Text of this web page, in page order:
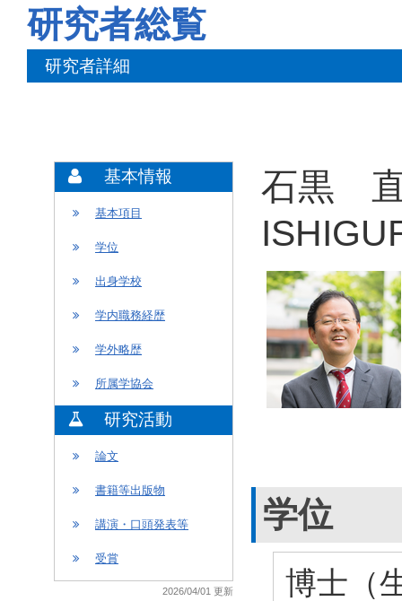
研究者総覧
研究者詳細
基本情報
基本項目
学位
出身学校
学内職務経歴
学外略歴
所属学協会
研究活動
論文
書籍等出版物
講演・口頭発表等
受賞
2026/04/01 更新
石黒
学位
博士（